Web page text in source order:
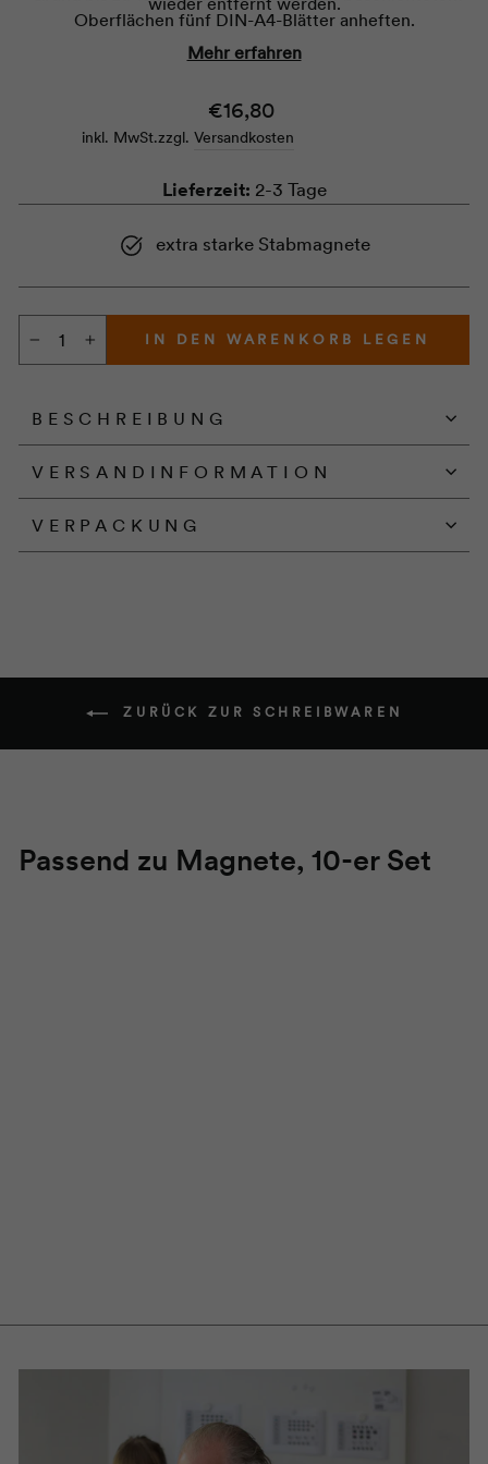
Oberflächen fünf DIN-A4-Blätter anheften.
Die Magnete aus Neodym haben einen Durchmesser von
Mehr erfahren
Normaler
Preis
€16,80
inkl. MwSt.zzgl. Versandkosten
Lieferzeit: 2-3 Tage
extra starke Stabmagnete
+
IN DEN WARENKORB LEGEN
BESCHREIBUNG
VERSANDINFORMATION
VERPACKUNG
ZURÜCK ZUR SCHREIBWAREN
Passend zu Magnete, 10-er Set